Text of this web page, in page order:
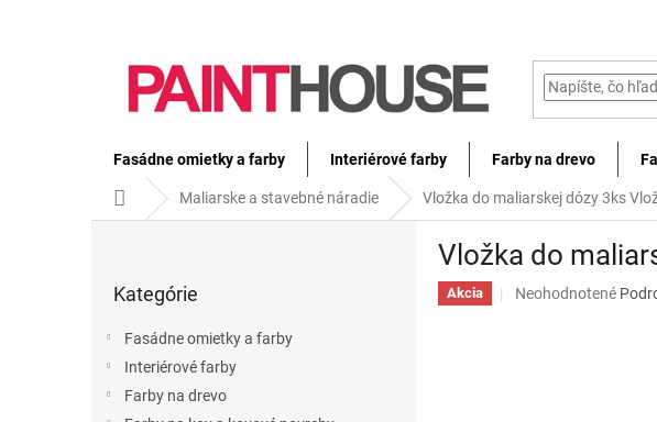
Fasádne omietky a farby Interiérové farby Farby na drevo
DomovMaliarske a stavebné náradie Vložka do maliarskej dózy 3ks
kategórie
Kategórie
Fasádne omietky a farby
Interiérové farby
Farby na drevo
Vložka do
Akcia
Priemerné
Neohodnotené